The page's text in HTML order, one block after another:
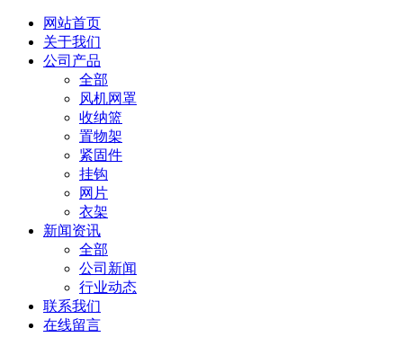
网站首页
关于我们
公司产品
全部
风机网罩
收纳篮
置物架
紧固件
挂钩
网片
衣架
新闻资讯
全部
公司新闻
行业动态
联系我们
在线留言